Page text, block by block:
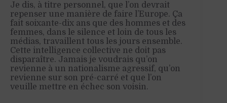
Je dis, à titre personnel, que l’on devrait
repenser une manière de faire l’Europe. Ça
fait soixante-dix ans que des hommes et des
femmes, dans le silence et loin de tous les
médias, travaillent tous les jours ensemble.
Cette intelligence collective ne doit pas
disparaître. Jamais je voudrais qu’on
revienne à un nationalisme agressif, qu’on
revienne sur son pré-carré et que l’on
veuille mettre en échec son voisin.